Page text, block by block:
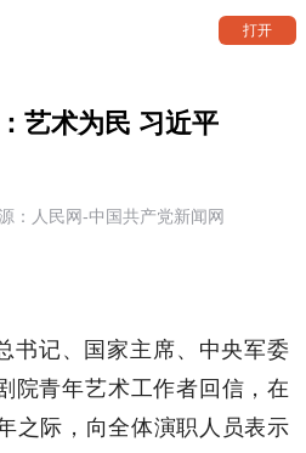
打开
艺术为民 习近平
： 人民网-中国共产党新闻网
书记、国家主席、中央军委
院青年艺术工作者回信，在
之际，向全体演职人员表示